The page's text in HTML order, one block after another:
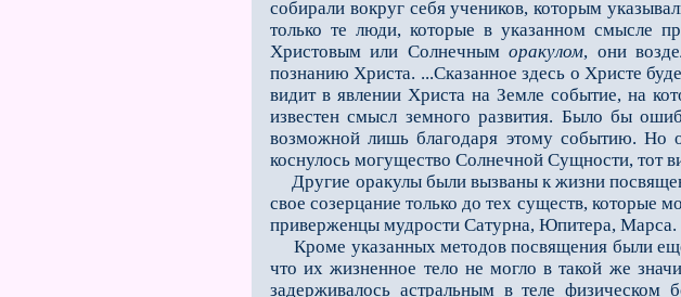
собирали вокруг себя учеников, которым
только те люди, которые в указанном смысле
Христовым или Солнечныморакулом, они
познанию Христа. ...Сказанное здесь о Христе
видит в явлении Христа на Земле событие, на
известен смысл земного развития. Было бы
возможной лишь благодаря этому событию. Но
коснулось могущество Солнечной Сущности, тот
Другие оракулы были вызваны к жизни
свое созерцание только до тех существ, которые
приверженцы мудрости Сатурна, Юпитера, Марса.
Кроме указанных методов посвящения были
что их жизненное тело не могло в такой же
задерживалось астральным в теле